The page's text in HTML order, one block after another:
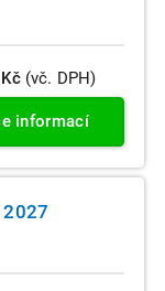
(vč. DPH)
informací
2027